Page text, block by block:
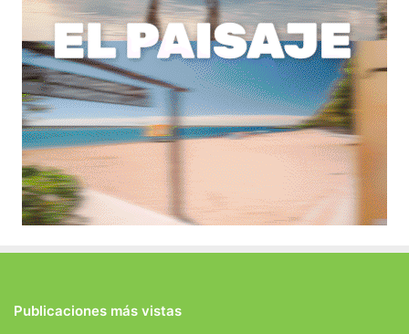
Publicaciones más vistas